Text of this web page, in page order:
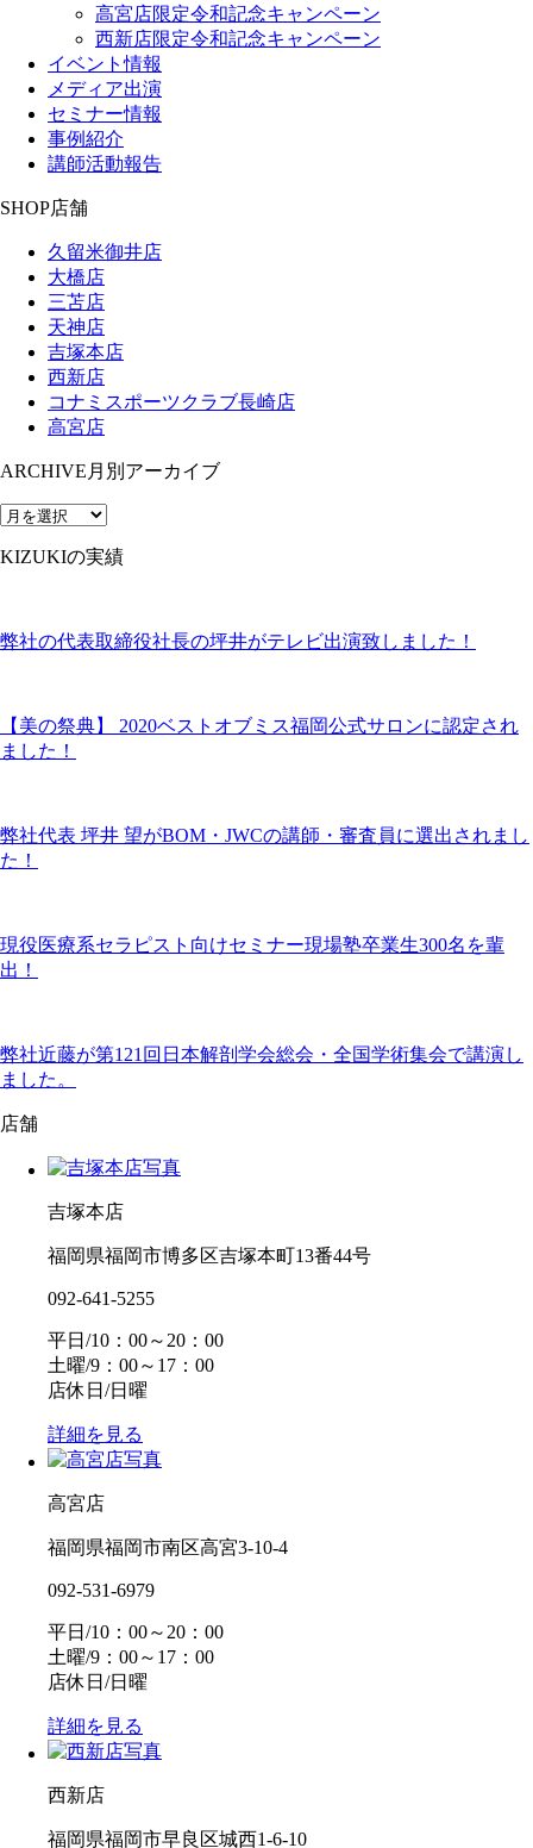
高宮店限定令和記念キャンペーン
西新店限定令和記念キャンペーン
イベント情報
メディア出演
セミナー情報
事例紹介
講師活動報告
SHOP店舗
久留米御井店
大橋店
三苫店
天神店
吉塚本店
西新店
コナミスポーツクラブ長崎店
高宮店
ARCHIVE 月別アーカイブ
KIZUKIの実績
弊社の代表取締役社長の坪井がテレビ出演致しました！
【美の祭典】 2020ベストオブミス福岡公式サロンに認定され
ました！
弊社代表 坪井 望がBOM・JWCの講師・審査員に選出されまし
た！
現役医療系セラピスト向けセミナー現場塾卒業生300名を輩
出！
弊社近藤が第121回日本解剖学会総会・全国学術集会で講演し
ました。
店舗
吉塚本店
福岡県福岡市博多区吉塚本町13番44号
092-641-5255
平日/10：00～20：00
土曜/9：00～17：00
店休日/日曜
詳細を見る
高宮店
福岡県福岡市南区高宮3-10-4
092-531-6979
平日/10：00～20：00
土曜/9：00～17：00
店休日/日曜
詳細を見る
西新店
福岡県福岡市早良区城西1-6-10